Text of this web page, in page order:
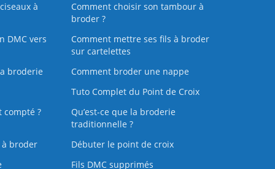
à
Comment choisir son tambour à
broder ?
DMC vers
Comment mettre ses fils à broder
sur cartelettes
broderie
Comment broder une nappe
Tuto Complet du Point de Croix
compté ?
Qu’est-ce que la broderie
traditionnelle ?
broder
Débuter le point de croix
Fils DMC supprimés